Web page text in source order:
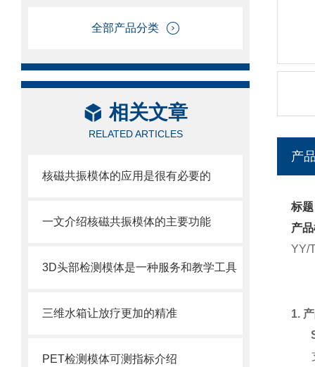
全部产品分类
相关文章
RELATED ARTICLES
核磁共振模体的应用是很有必要的
一文介绍核磁共振模体的主要功能
3D头部检测模体是一种服务和教学工具
三维水箱让放疗更加的精准
PET检测模体可测指标介绍
产
标
产
YY/
1.
支